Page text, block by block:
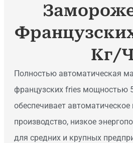
Кг/
Полностью автоматическая
французских fries мощностью
обеспечивает автоматическое
производство, низкое
для средних и крупных